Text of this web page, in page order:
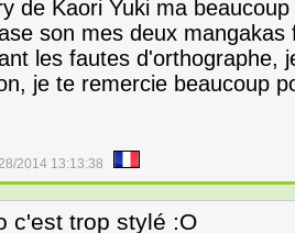
de Kaori Yuki ma
son mes deux mangakas
les fautes d'orthographe,
je te remercie beaucoup
2014 13:13:38
c'est trop stylé :O